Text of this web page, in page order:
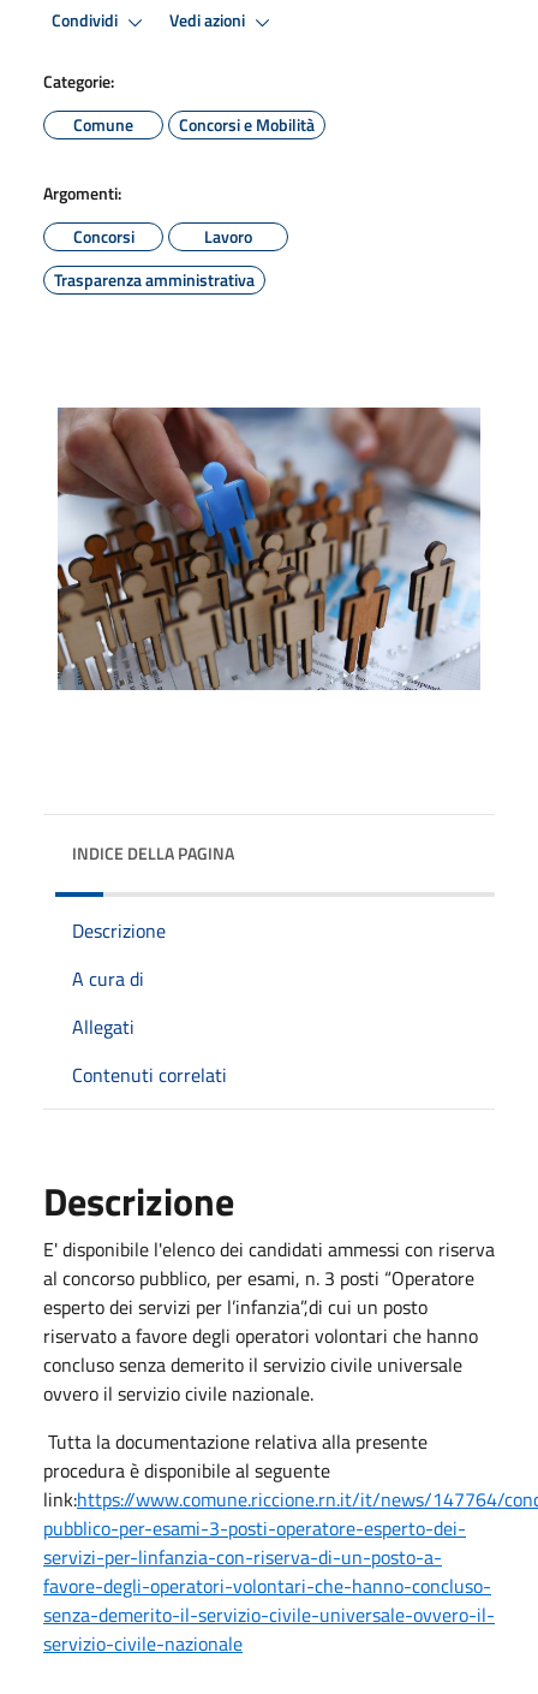
Condividi Vedi azioni
Categorie:
Comune
Concorsi e Mobilità
Argomenti:
Concorsi
Lavoro
Trasparenza amministrativa
INDICE DELLA PAGINA
Descrizione
A cura di
Allegati
Contenuti correlati
Descrizione
E' disponibile l'elenco dei candidati ammessi con riserva
al concorso pubblico, per esami, n. 3 posti “Operatore
esperto dei servizi per l’infanzia”,di cui un posto
riservato a favore degli operatori volontari che hanno
concluso senza demerito il servizio civile universale
ovvero il servizio civile nazionale.
Tutta la documentazione relativa alla presente
procedura è disponibile al seguente
link:https://www.comune.riccione.rn.it/it/news/147764/
pubblico-per-esami-3-posti-operatore-esperto-dei-
servizi-per-linfanzia-con-riserva-di-un-posto-a-
favore-degli-operatori-volontari-che-hanno-concluso-
senza-demerito-il-servizio-civile-universale-ovvero-il-
servizio-civile-nazionale